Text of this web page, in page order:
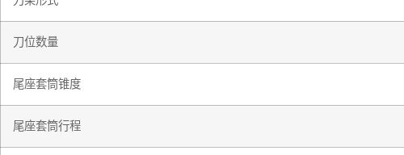
刀位数量
尾座套筒锥度
尾座套筒行程